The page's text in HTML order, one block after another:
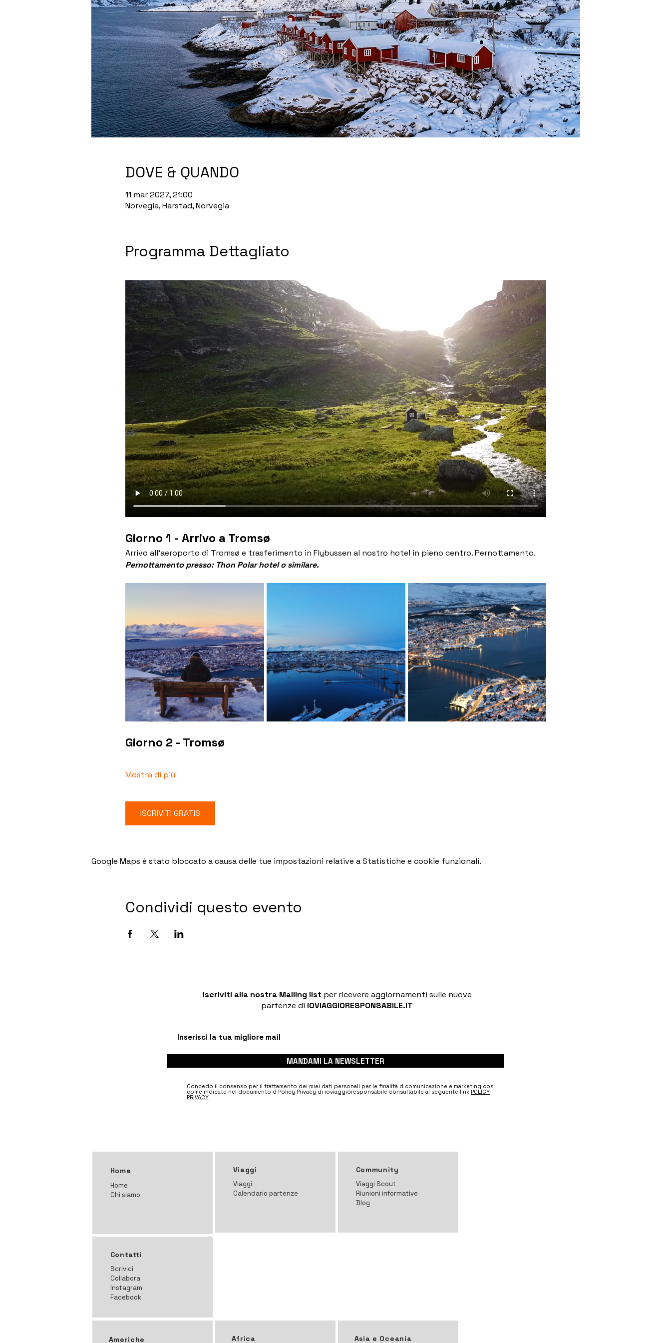
DOVE & QUANDO
11 mar 2027, 21:00
Norvegia, Harstad, Norvegia
Programma Dettagliato
Giorno 1 - Arrivo a Tromsø
Arrivo all’aeroporto di Tromsø e trasferimento in Flybussen al nostro hotel in pieno centro. Pernottamento.
Pernottamento presso: Thon Polar hotel o similare.
Giorno 2 - Tromsø
Mostra di più
ISCRIVITI GRATIS
Google Maps è stato bloccato a causa delle tue impostazioni relative a Statistiche e cookie funzionali.
Condividi questo evento
Iscriviti alla nostra Mailing list per ricevere aggiornamenti sulle nuove
partenze di IOVIAGGIORESPONSABILE.IT
MANDAMI LA NEWSLETTER
Concedo il consenso per il trattamento dei miei dati personali per le finalità d comunicazione e marketing cosi
come indicate nel documento d Policy Privacy di ioviaggioresponsabile consultabile al seguente link POLICY
PRIVACY
Home
Home
Chi siamo
Viaggi
Viaggi
Calendario partenze
Community
Viaggi Scout
Riunioni informative
Blog
Contatti
Scrivici
Collabora
Instagram
Facebook
Americhe Africa Asia e Oceania